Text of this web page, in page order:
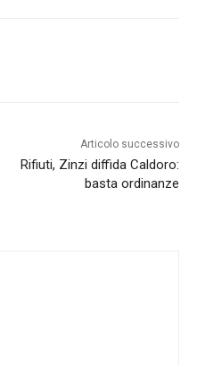
Articolo successivo
Rifiuti, Zinzi diffida Caldoro:
basta ordinanze